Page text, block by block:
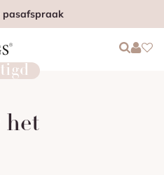
pasafspraak
Login
Login
het